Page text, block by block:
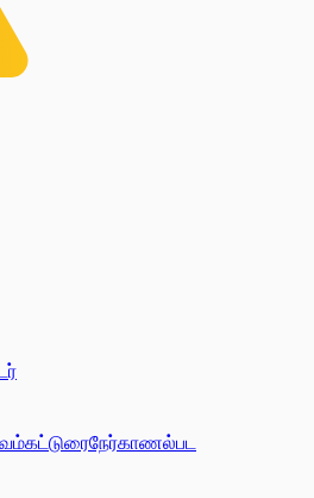
கட்டுரைநேர்காணல்பட